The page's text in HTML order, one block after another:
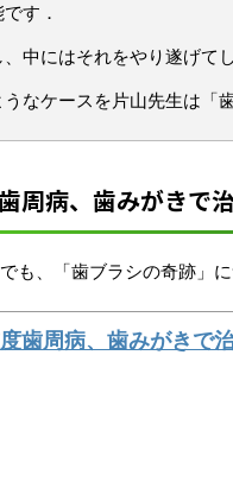
す．
、中にはそれをやり遂げて
うなケースを片山先生は「
周病、歯みがきで
も、「歯ブラシの奇跡」
歯周病、歯みがきで